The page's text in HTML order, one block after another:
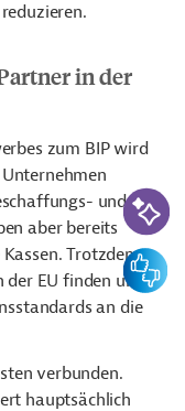
in der
zum BIP wird
und
aber bereits
Trotzdem
der EU finden und
an die
verbunden.
hauptsächlich
KI-